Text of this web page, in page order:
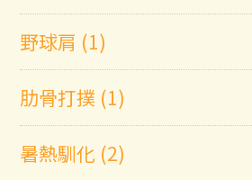
野球肩 (1)
肋骨打撲 (1)
暑熱馴化 (2)